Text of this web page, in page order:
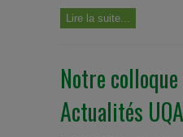
Lire la suite...
Notre colloque
Actualités